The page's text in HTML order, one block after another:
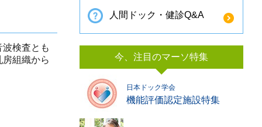
検査とも
組織から
人間ドック・健診Q&A
今、注目のマーソ特集
日本ドック学会
機能評価認定施設特集